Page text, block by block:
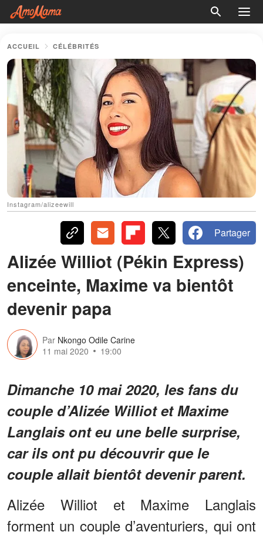
ACCUEIL CÉLÉBRITÉS
Instagram/alizeewill
Partager
Alizée Williot (Pékin Express)
enceinte, Maxime va bientôt
devenir papa
Par Nkongo Odile Carine
11 mai 2020
19:00
Dimanche 10 mai 2020, les fans du
couple d’Alizée Williot et Maxime
Langlais ont eu une belle surprise,
car ils ont pu découvrir que le
couple allait bientôt devenir parent.
Alizée Williot et Maxime Langlais
forment un couple d’aventuriers, qui ont